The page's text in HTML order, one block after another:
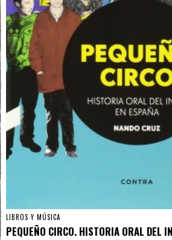
LIBROS Y MÚSICA
PEQUEÑO CIRCO. HISTORIA ORAL DEL